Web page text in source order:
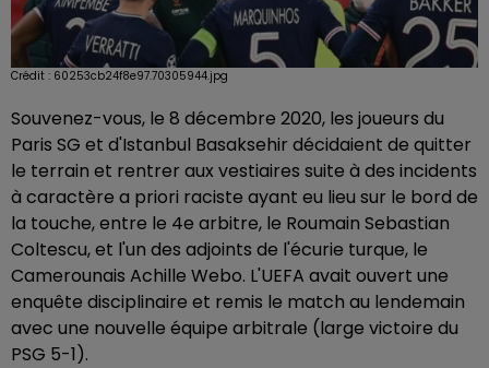
Crédit : 60253cb24f8e97.70305944.jpg
Souvenez-vous, le 8 décembre 2020, les joueurs du
Paris SG et d'Istanbul Basaksehir décidaient de quitter
le terrain et rentrer aux vestiaires suite à des incidents
à caractère a priori raciste ayant eu lieu sur le bord de
la touche, entre le 4e arbitre, le Roumain Sebastian
Coltescu, et l'un des adjoints de l'écurie turque, le
Camerounais Achille Webo. L'UEFA avait ouvert une
enquête disciplinaire et remis le match au lendemain
avec une nouvelle équipe arbitrale (large victoire du
PSG 5-1).